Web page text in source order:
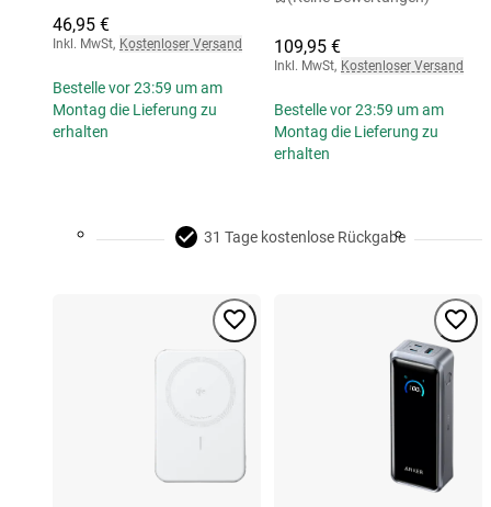
46,95 €
Inkl. MwSt, Kostenloser Versand
Bestelle vor 23:59 um am
Montag die Lieferung zu
erhalten
109,95 €
Inkl. MwSt, Kostenloser Versand
Bestelle vor 23:59 um am
Montag die Lieferung zu
erhalten
31 Tage kostenlose Rückgabe